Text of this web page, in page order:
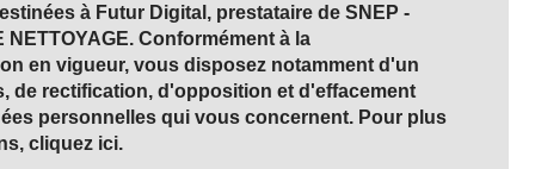
à Futur Digital, prestataire de SNEP -
NETTOYAGE. Conformément à la
en vigueur, vous disposez notamment d'un
de rectification, d'opposition et d'effacement
personnelles qui vous concernent. Pour plus
cliquez ici.